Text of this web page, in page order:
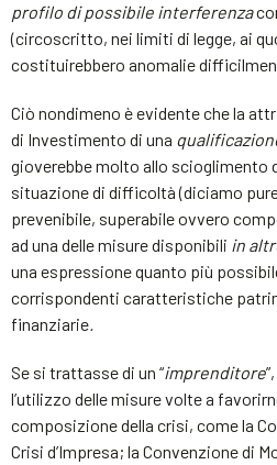
profilo di possibile interferenza
(circoscritto, nei limiti di legge, ai
costituirebbero anomalie
Ciò nondimeno è evidente che la
di Investimento di una
gioverebbe molto allo scioglimento
situazione di difficoltà (diciamo
prevenibile, superabile ovvero
ad una delle misure disponibili in
una espressione quanto più
corrispondenti caratteristiche
finanziarie.
Se si trattasse di un “imprenditore
l’utilizzo delle misure volte a
composizione della crisi, come la
Crisi d’Impresa; la Convenzione di